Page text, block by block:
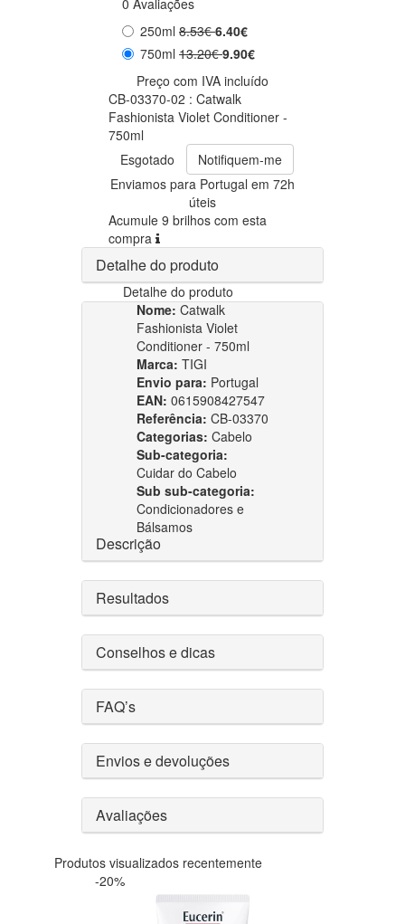
250ml 8.53€6.40€
750ml 13.20€9.90€
Preço com IVA incluído
CB-03370-02 : Catwalk
Fashionista Violet Conditioner -
750ml
Esgotado
Notifiquem-me
Enviamos para Portugal em 72h
úteis
Acumule 9 brilhos com esta
compra
Detalhe do produto
Detalhe do produto
Nome: Catwalk
Fashionista Violet
Conditioner - 750ml
Marca: TIGI
Envio para: Portugal
EAN: 0615908427547
Referência: CB-03370
Categorias: Cabelo
Sub-categoria:
Cuidar do Cabelo
Sub sub-categoria:
Condicionadores e
Bálsamos
Descrição
Resultados
Conselhos e dicas
FAQ’s
Envios e devoluções
Avaliações
Produtos visualizados recentemente
-20%